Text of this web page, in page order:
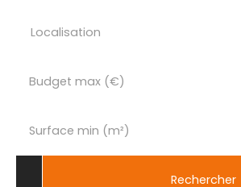
Localisation
Budget max (€)
Surface min (m²)
Rechercher